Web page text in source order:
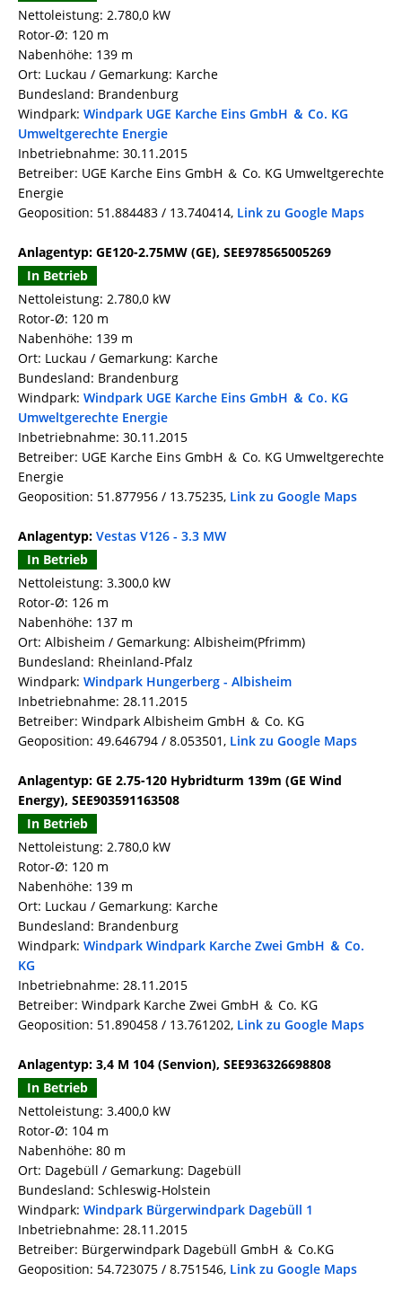
Nettoleistung: 2.780,0 kW
Rotor-Ø: 120 m
Nabenhöhe: 139 m
Ort: Luckau / Gemarkung: Karche
Bundesland: Brandenburg
Windpark: Windpark UGE Karche Eins GmbH ＆ Co. KG
Umweltgerechte Energie
Inbetriebnahme: 30.11.2015
Betreiber: UGE Karche Eins GmbH ＆ Co. KG Umweltgerechte
Energie
Geoposition: 51.884483 / 13.740414, Link zu Google Maps
Anlagentyp: GE120-2.75MW (GE), SEE978565005269
In Betrieb
Nettoleistung: 2.780,0 kW
Rotor-Ø: 120 m
Nabenhöhe: 139 m
Ort: Luckau / Gemarkung: Karche
Bundesland: Brandenburg
Windpark: Windpark UGE Karche Eins GmbH ＆ Co. KG
Umweltgerechte Energie
Inbetriebnahme: 30.11.2015
Betreiber: UGE Karche Eins GmbH ＆ Co. KG Umweltgerechte
Energie
Geoposition: 51.877956 / 13.75235, Link zu Google Maps
Anlagentyp: Vestas V126 - 3.3 MW
In Betrieb
Nettoleistung: 3.300,0 kW
Rotor-Ø: 126 m
Nabenhöhe: 137 m
Ort: Albisheim / Gemarkung: Albisheim(Pfrimm)
Bundesland: Rheinland-Pfalz
Windpark: Windpark Hungerberg - Albisheim
Inbetriebnahme: 28.11.2015
Betreiber: Windpark Albisheim GmbH ＆ Co. KG
Geoposition: 49.646794 / 8.053501, Link zu Google Maps
Anlagentyp: GE 2.75-120 Hybridturm 139m (GE Wind
Energy), SEE903591163508
In Betrieb
Nettoleistung: 2.780,0 kW
Rotor-Ø: 120 m
Nabenhöhe: 139 m
Ort: Luckau / Gemarkung: Karche
Bundesland: Brandenburg
Windpark: Windpark Windpark Karche Zwei GmbH ＆ Co.
KG
Inbetriebnahme: 28.11.2015
Betreiber: Windpark Karche Zwei GmbH ＆ Co. KG
Geoposition: 51.890458 / 13.761202, Link zu Google Maps
Anlagentyp: 3,4 M 104 (Senvion), SEE936326698808
In Betrieb
Nettoleistung: 3.400,0 kW
Rotor-Ø: 104 m
Nabenhöhe: 80 m
Ort: Dagebüll / Gemarkung: Dagebüll
Bundesland: Schleswig-Holstein
Windpark: Windpark Bürgerwindpark Dagebüll 1
Inbetriebnahme: 28.11.2015
Betreiber: Bürgerwindpark Dagebüll GmbH ＆ Co.KG
Geoposition: 54.723075 / 8.751546, Link zu Google Maps